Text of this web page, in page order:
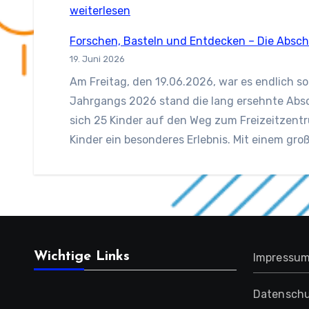
weiterlesen
Forschen, Basteln und Entdecken – Die
19. Juni 2026
Am Freitag, den 19.06.2026, war es endlich
Jahrgangs 2026 stand die lang ersehnte
sich 25 Kinder auf den Weg zum
Kinder ein besonderes Erlebnis. Mit einem
Wichtige Links Impressum